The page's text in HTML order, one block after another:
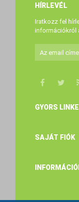
HÍRLEVÉL
Iratkozz fel
információkról
GYORS
SAJÁT FIÓK